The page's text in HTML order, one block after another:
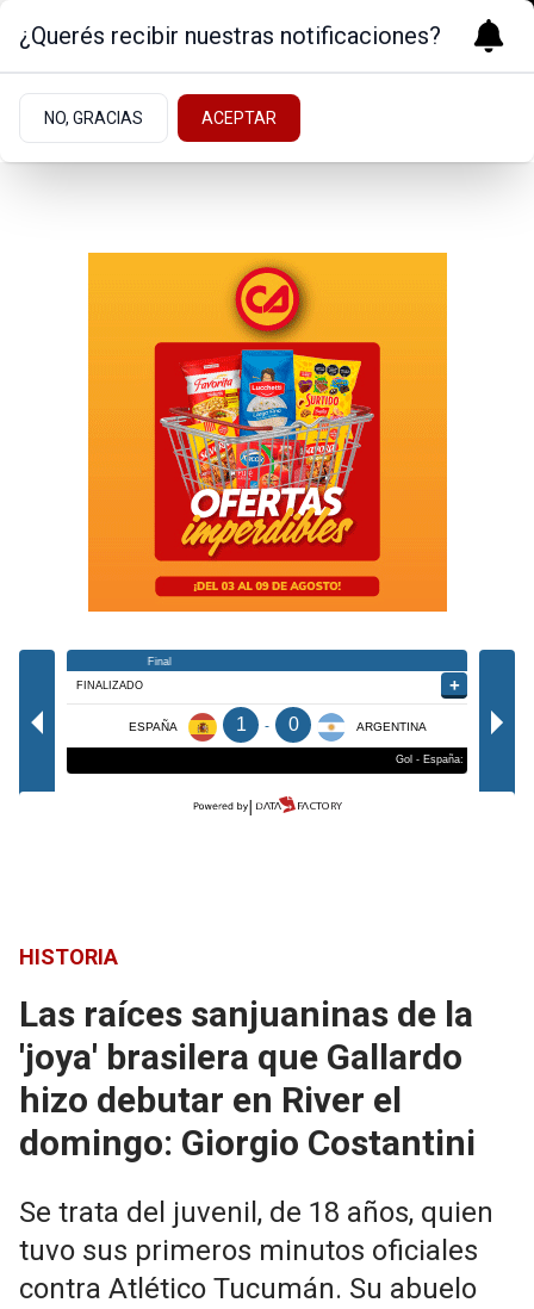
HISTORIA
Las raíces sanjuaninas de la
'joya' brasilera que Gallardo
hizo debutar en River el
domingo: Giorgio Costantini
Se trata del juvenil, de 18 años, quien
tuvo sus primeros minutos oficiales
contra Atlético Tucumán. Su abuelo
¿Querés recibir nuestras notificaciones?
NO, GRACIAS ACEPTAR